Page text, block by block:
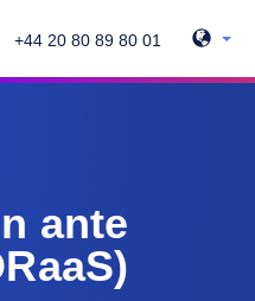
+44 20 80 89 80 01
ante